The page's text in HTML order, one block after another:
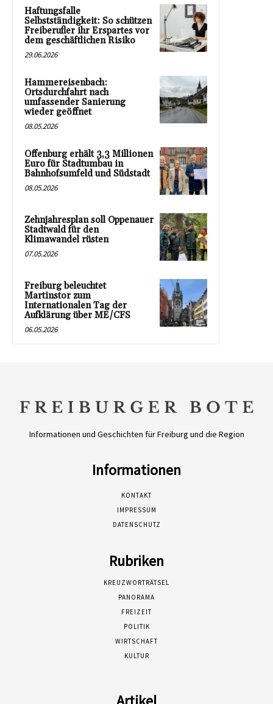
Haftungsfalle
Selbstständigkeit: So schützen
Freiberufler ihr Erspartes vor
dem geschäftlichen Risiko
29.06.2026
Hammereisenbach:
Ortsdurchfahrt nach
umfassender Sanierung
wieder geöffnet
08.05.2026
Offenburg erhält 3,3 Millionen
Euro für Stadtumbau in
Bahnhofsumfeld und Südstadt
08.05.2026
Zehnjahresplan soll Oppenauer
Stadtwald für den
Klimawandel rüsten
07.05.2026
Freiburg beleuchtet
Martinstor zum
Internationalen Tag der
Aufklärung über ME/CFS
06.05.2026
Informationen und Geschichten für Freiburg und die Region
Informationen
KONTAKT
IMPRESSUM
DATENSCHUTZ
Rubriken
KREUZWORTRÄTSEL
PANORAMA
FREIZEIT
POLITIK
WIRTSCHAFT
KULTUR